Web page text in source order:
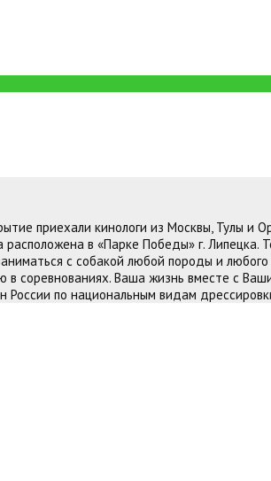
приехали кинологи из Москвы, Тулы и
расположена в «Парке Победы» г.
с собакой любой породы и
в соревнованиях. Ваша жизнь вместе с
по национальным видам